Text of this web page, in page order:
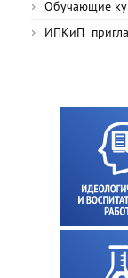
Обучающие
ИПКиП